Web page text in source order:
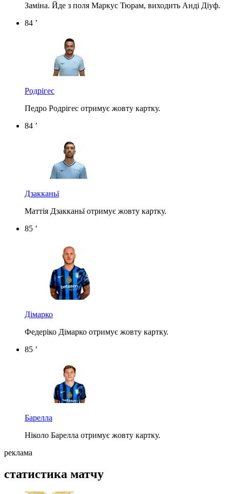
Заміна. Йде з поля Маркус Тюрам, виходить Анді Діуф.
84 ’
Родрігес
Педро Родрігес отримує жовту картку.
84 ’
Дзакканьї
Маттія Дзакканьї отримує жовту картку.
85 ’
Дімарко
Федеріко Дімарко отримує жовту картку.
85 ’
Барелла
Ніколо Барелла отримує жовту картку.
реклама
статистика матчу